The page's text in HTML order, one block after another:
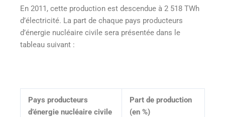
En 2011, cette production est descendue à 2 518 TWh
d’électricité. La part de chaque pays producteurs
d’énergie nucléaire civile sera présentée dans le
tableau suivant :
Pays producteurs
d’énergie nucléaire civile
Part de production
(en %)